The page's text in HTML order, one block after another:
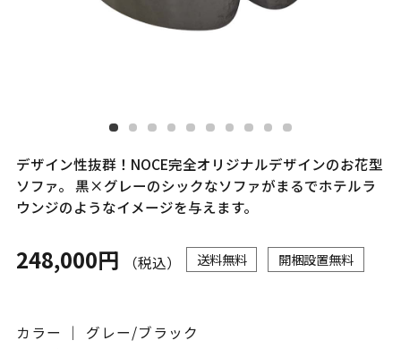
デザイン性抜群！NOCE完全オリジナルデザインのお花型
ソファ。 黒×グレーのシックなソファがまるでホテルラ
ウンジのようなイメージを与えます。
248,000円 （税込） 送料無料 開梱設置無料
カラー ｜ グレー/ブラック